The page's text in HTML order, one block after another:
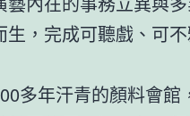
生，完成可聽戲、可
多年汗青的顏料會